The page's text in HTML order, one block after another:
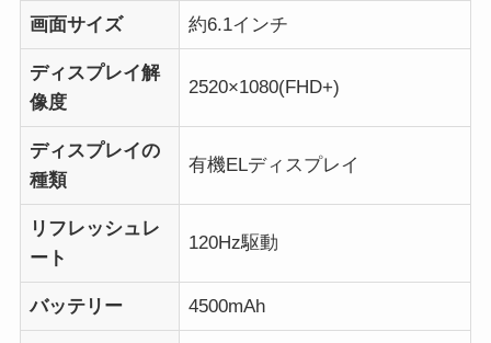
画面サイズ 約6.1インチ
ディスプレイ解
像度
2520×1080(FHD+)
ディスプレイの
種類
有機ELディスプレイ
リフレッシュレ
ート
120Hz駆動
バッテリー 4500mAh